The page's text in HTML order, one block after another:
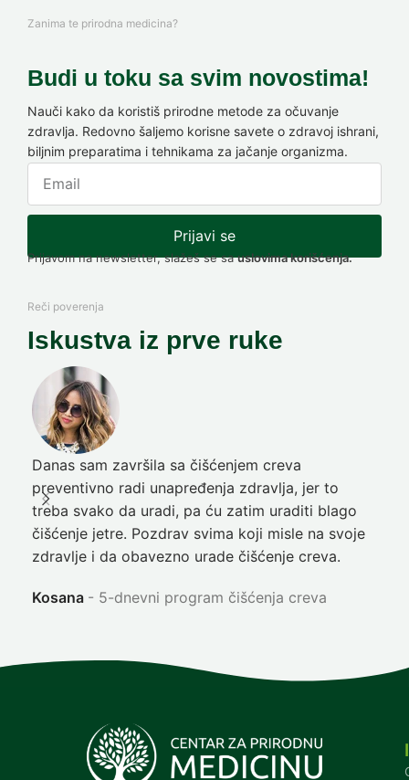
Zanima te prirodna medicina?
Budi u toku sa svim novostima!
Nauči kako da koristiš prirodne metode za očuvanje
zdravlja. Redovno šaljemo korisne savete o zdravoj ishrani,
biljnim preparatima i tehnikama za jačanje organizma.
Prijavi se
Prijavom na newsletter, slažeš se sauslovima korišćenja.
Reči poverenja
Iskustva iz prve ruke
Danas sam završila sa čišćenjem creva
preventivno radi unapređenja zdravlja, jer to
treba svako da uradi, pa ću zatim uraditi blago
čišćenje jetre. Pozdrav svima koji misle na svoje
zdravlje i da obavezno urade čišćenje creva.
Kosana 5-dnevni program čišćenja creva